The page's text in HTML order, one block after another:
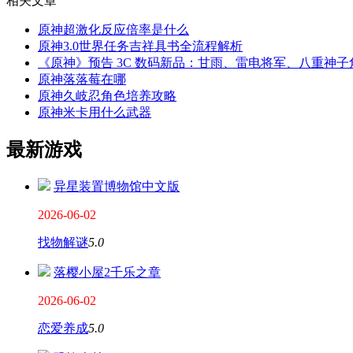
原神超激化反应倍率是什么
原神3.0世界任务吉祥具书全流程解析
《原神》预告 3C 数码新品：甘雨、雷电将军、八重神
原神落落莓在哪
原神久岐忍角色培养攻略
原神米卡用什么武器
最新游戏
异星装置博物馆中文版
2026-06-02
找物解谜5.0
落樱小屋2千乐之章
2026-06-02
恋爱养成5.0